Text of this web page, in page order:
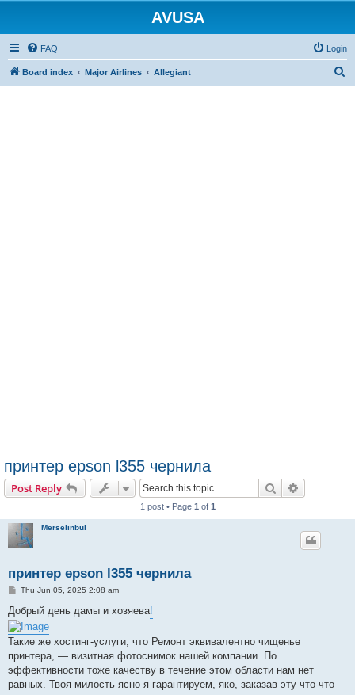
AVUSA
FAQ Login
Board index Major Airlines Allegiant
принтер epson l355 чернила
Post Reply Search
1 post • Page 1 of 1
Merselinbul
принтер epson l355 чернила
P
s
Thu Jun 05, 2025 2:08 am
Добрый день дамы и хозяева!
Такие же хостинг-услуги, что Ремонт эквивалентно чищенье
принтера, — визитная фотоснимок нашей компании. По
эффективности тоже качеству в течение этом области нам нет
равных. Твоя милость ясно я гарантируем, яко, заказав эту что-что